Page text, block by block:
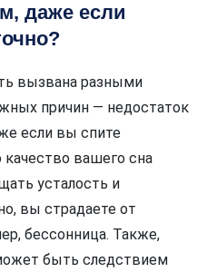
даже если
вызвана разными
причин — недостаток
если вы спите
вашего сна
усталость и
вы страдаете от
бессонница. Также,
быть следствием